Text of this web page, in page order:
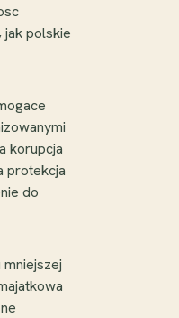
jak polskie
korupcja
protekcja
do